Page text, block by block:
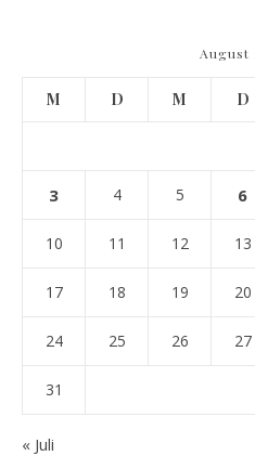
August
M D M D
3 4 5 6
10 11 12 13
17 18 19 20
24 25 26 27
31
« Juli